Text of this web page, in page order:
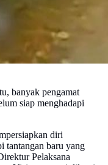
banyak pengamat
siap menghadapi
diri
tantangan baru yang
Pelaksana